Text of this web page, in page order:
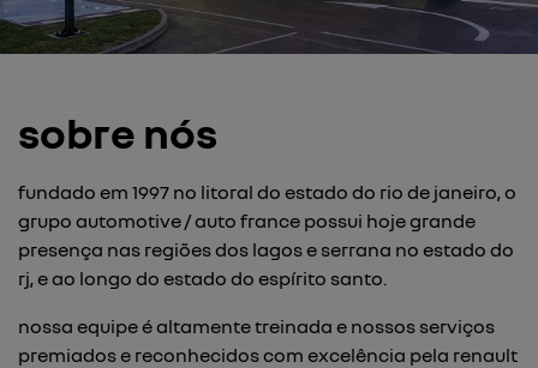
sobre nós
fundado em 1997 no litoral do estado do rio de janeiro, o
grupo automotive / auto france possui hoje grande
presença nas regiões dos lagos e serrana no estado do
rj, e ao longo do estado do espírito santo.
nossa equipe é altamente treinada e nossos serviços
premiados e reconhecidos com excelência pela renault